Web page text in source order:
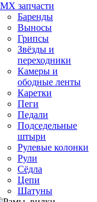
запчасти
Баренды
Выносы
Грипсы
Звёзды и
переходники
Камеры и
ободные ленты
Каретки
Пеги
Педали
Подседельные
штыри
Рулевые колонки
Рули
Сёдла
Цепи
Шатуны